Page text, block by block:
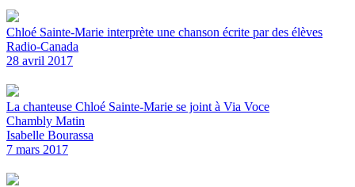
Chloé Sainte-Marie interprète une chanson écrite par des élèves
Radio-Canada
28 avril 2017
La chanteuse Chloé Sainte-Marie se joint à Via Voce
Chambly Matin
Isabelle Bourassa
7 mars 2017